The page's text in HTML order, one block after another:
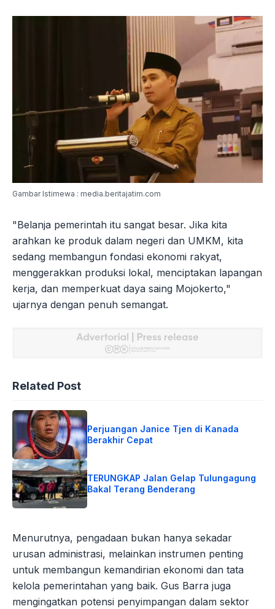
Gambar Istimewa : media.beritajatim.com
"Belanja pemerintah itu sangat besar. Jika kita
arahkan ke produk dalam negeri dan UMKM, kita
sedang membangun fondasi ekonomi rakyat,
menggerakkan produksi lokal, menciptakan lapangan
kerja, dan memperkuat daya saing Mojokerto,"
ujarnya dengan penuh semangat.
Related Post
Perjuangan Janice Tjen di Kanada
Berakhir Cepat
TERUNGKAP Jalan Gelap Tulungagung
Bakal Terang Benderang
Menurutnya, pengadaan bukan hanya sekadar
urusan administrasi, melainkan instrumen penting
untuk membangun kemandirian ekonomi dan tata
kelola pemerintahan yang baik. Gus Barra juga
mengingatkan potensi penyimpangan dalam sektor